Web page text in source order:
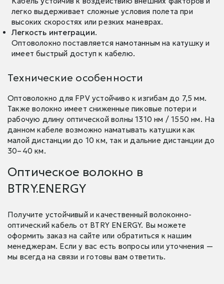
легко выдерживает сложные условия полета при
высоких скоростях или резких маневрах.
Легкость интеграции.
Оптоволокно поставляется намотанным на катушку и
имеет быстрый доступ к кабелю.
Технические особенности
Оптоволокно для FPV устойчиво к изгибам до 7,5 мм.
Также волокно имеет сниженные пиковые потери и
рабочую длину оптической волны 1310 нм / 1550 нм. На
данном кабеле возможно наматывать катушки как
малой дистанции до 10 км, так и дальние дистанции до
30–40 км.
Оптическое волокно в
BTRY.ENERGY
Получите устойчивый и качественный волоконно-
оптический кабель от BTRY ENERGY. Вы можете
оформить заказ на сайте или обратиться к нашим
менеджерам. Если у вас есть вопросы или уточнения —
мы всегда на связи и готовы вам ответить.